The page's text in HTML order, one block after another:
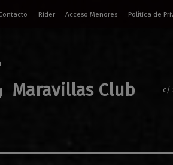
Rider Acceso Menores Política de
Maravillas Club c/